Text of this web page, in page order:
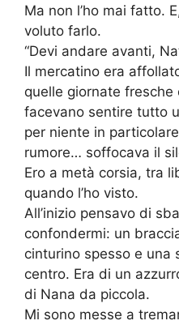
Ma non l’ho mai fatto.
voluto farlo.
“Devi andare avanti,
Il mercatino era
quelle giornate fresche
facevano sentire tutto
per niente in
rumore… soffocava il
Ero a metà corsia, tra
quando l’ho visto.
All’inizio pensavo di
confondermi: un
cinturino spesso e una
centro. Era di un
di Nana da piccola.
Mi sono messe a